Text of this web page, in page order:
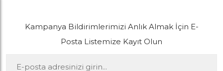
Kampanya Bildirimlerimizi Anlık Almak İçin E-
Posta Listemize Kayıt Olun